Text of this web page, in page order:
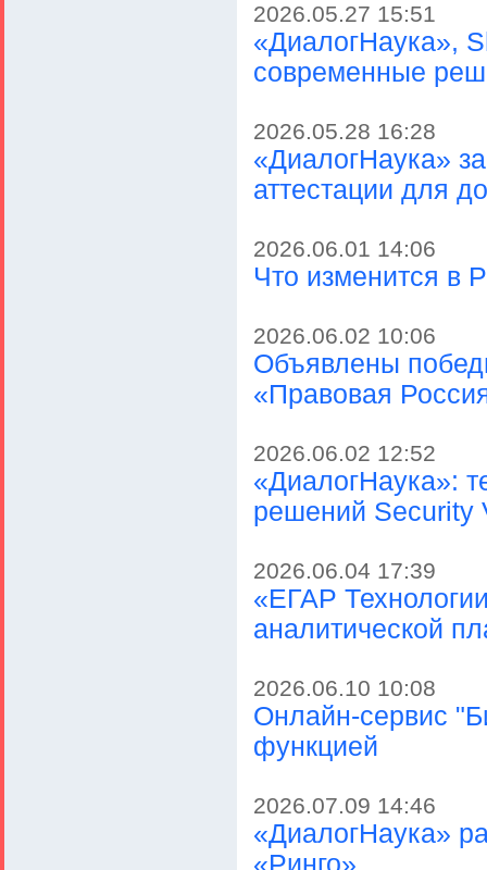
2026.05.27 15:51
«ДиалогНаука»,
современные
2026.05.28 16:28
«ДиалогНаука»
аттестации для
2026.06.01 14:06
Что изменится в
2026.06.02 10:06
Объявлены
«Правовая
2026.06.02 12:52
«ДиалогНаука»:
решений Security
2026.06.04 17:39
«ЕГАР
аналитической
2026.06.10 10:08
Онлайн-сервис
функцией
2026.07.09 14:46
«ДиалогНаука»